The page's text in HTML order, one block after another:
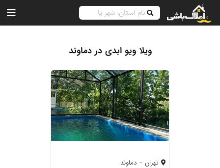
ویلا ویو ابدی در دماوند
تهران - دماوند